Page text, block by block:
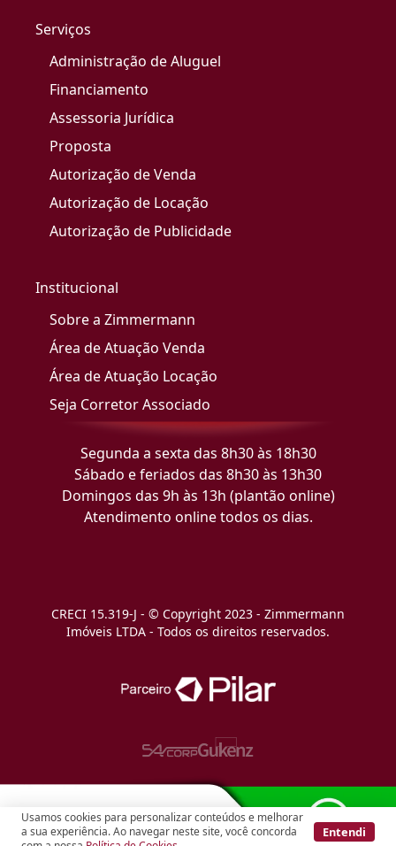
Usamos cookies para personalizar conteúdos e melhorar
a sua experiência. Ao navegar neste site, você concorda
Entendi
Serviços
Administração de Aluguel
Financiamento
Assessoria Jurídica
Proposta
Autorização de Venda
Autorização de Locação
Autorização de Publicidade
Institucional
Sobre a Zimmermann
Área de Atuação Venda
Área de Atuação Locação
Seja Corretor Associado
Segunda a sexta das 8h30 às 18h30
Sábado e feriados das 8h30 às 13h30
Domingos das 9h às 13h (plantão online)
Atendimento online todos os dias.
CRECI 15.319-J - © Copyright 2023 - Zimmermann
Imóveis LTDA - Todos os direitos reservados.